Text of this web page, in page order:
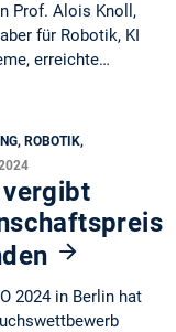
Prof. Alois Knoll,
für Robotik, KI
erreichte…
ROBOTIK,
vergibt
2024 in Berlin hat